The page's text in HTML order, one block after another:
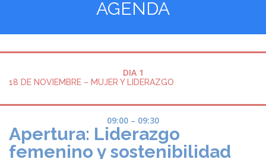
AGENDA
DIA 1
18 DE NOVIEMBRE – MUJER Y LIDERAZGO
09:00 – 09:30
Apertura: Liderazgo
femenino y sostenibilidad